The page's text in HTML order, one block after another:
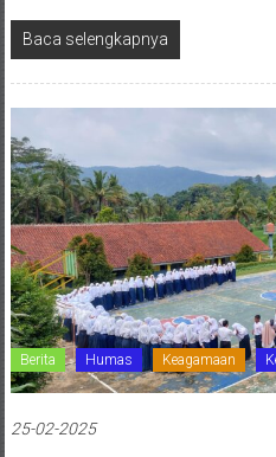
Baca selengkapnya
Berita Humas Keagamaan
25-02-2025